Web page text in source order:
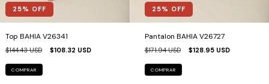
25% OFF
Top BAHIA V26341
$144.43 USD $108.32 USD
COMPRAR
25% OFF
Pantalon BAHIA V26727
$171.94 USD $128.95 USD
COMPRAR